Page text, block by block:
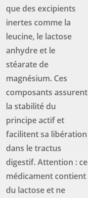
que des excipients
inertes comme la
leucine, le lactose
anhydre et le
stéarate de
magnésium. Ces
composants assurent
la stabilité du
principe actif et
facilitent sa libération
dans le tractus
digestif. Attention : ce
médicament contient
du lactose et ne